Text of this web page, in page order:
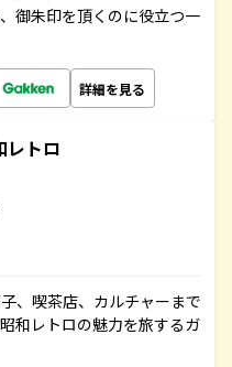
御朱印を頂くのに役立つ一
詳細を見る
トロ
、喫茶店、カルチャーまで
和レトロの魅力を旅するガ